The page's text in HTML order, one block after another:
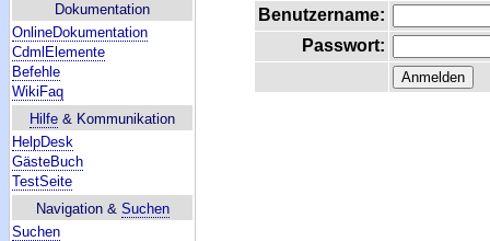
Dokumentation
OnlineDokumentation
CdmlElemente
Befehle
WikiFaq
Hilfe & Kommunikation
HelpDesk
GästeBuch
TestSeite
Navigation & Suchen
Suchen
Benutzername:
Passwort: